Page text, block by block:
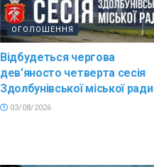
ОГОЛОШЕННЯ
Відбудеться чергова
дев’яносто четверта сесія
Здолбунівської міської ради
03/08/2026